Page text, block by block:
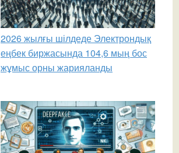
2026 жылғы шілдеде Электрондық
еңбек биржасында 104,6 мың бос
жұмыс орны жарияланды